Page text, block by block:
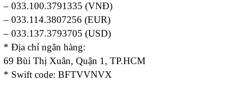
– 033.100.3791335 (VNĐ)
– 033.114.3807256 (EUR)
– 033.137.3793705 (USD)
* Địa chỉ ngân hàng:
69 Bùi Thị Xuân, Quận 1, TP.HCM
* Swift code: BFTVVNVX